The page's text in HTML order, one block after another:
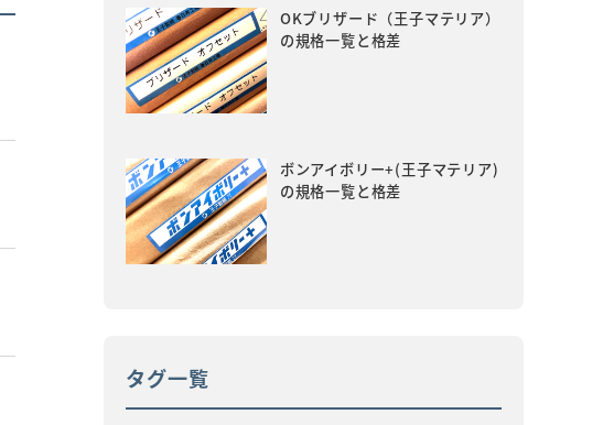
OKブリザード（王子マテリア）
の規格一覧と格差
ボンアイボリー+(王子マテリア)
の規格一覧と格差
タグ一覧